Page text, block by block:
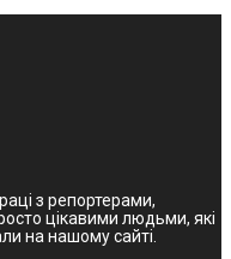
з репортерами,
цікавими людьми, які
на нашому сайті.